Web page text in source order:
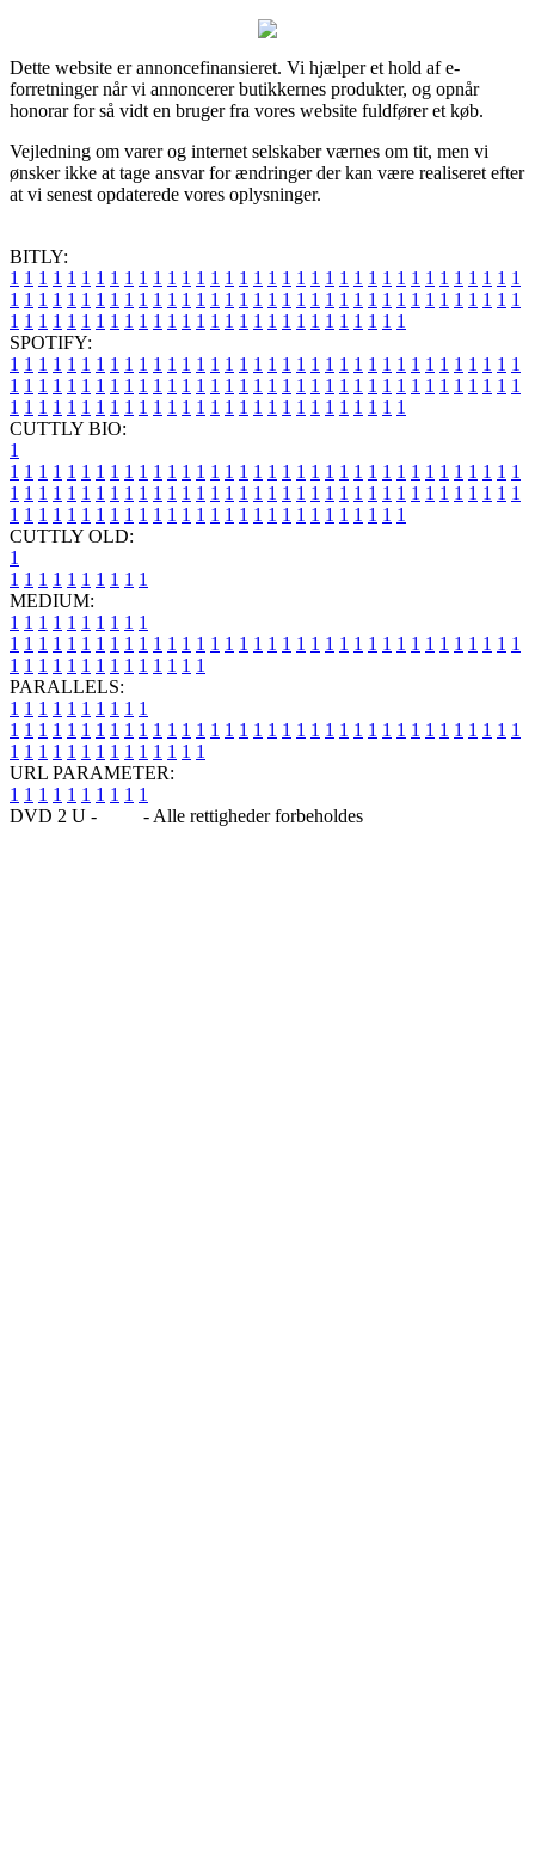
Dette website er annoncefinansieret. Vi hjælper et hold af e-
forretninger når vi annoncerer butikkernes produkter, og opnår
honorar for så vidt en bruger fra vores website fuldfører et køb.
Vejledning om varer og internet selskaber værnes om tit, men vi
ønsker ikke at tage ansvar for ændringer der kan være realiseret efter
at vi senest opdaterede vores oplysninger.
BITLY:
1 1 1 1 1 1 1 1 1 1 1 1 1 1 1 1 1 1 1 1 1 1 1 1 1 1 1 1 1 1 1 1 1 1 1 1
1 1 1 1 1 1 1 1 1 1 1 1 1 1 1 1 1 1 1 1 1 1 1 1 1 1 1 1 1 1 1 1 1 1 1 1
1 1 1 1 1 1 1 1 1 1 1 1 1 1 1 1 1 1 1 1 1 1 1 1 1 1 1 1
SPOTIFY:
1 1 1 1 1 1 1 1 1 1 1 1 1 1 1 1 1 1 1 1 1 1 1 1 1 1 1 1 1 1 1 1 1 1 1 1
1 1 1 1 1 1 1 1 1 1 1 1 1 1 1 1 1 1 1 1 1 1 1 1 1 1 1 1 1 1 1 1 1 1 1 1
1 1 1 1 1 1 1 1 1 1 1 1 1 1 1 1 1 1 1 1 1 1 1 1 1 1 1 1
CUTTLY BIO:
1
1 1 1 1 1 1 1 1 1 1 1 1 1 1 1 1 1 1 1 1 1 1 1 1 1 1 1 1 1 1 1 1 1 1 1 1
1 1 1 1 1 1 1 1 1 1 1 1 1 1 1 1 1 1 1 1 1 1 1 1 1 1 1 1 1 1 1 1 1 1 1 1
1 1 1 1 1 1 1 1 1 1 1 1 1 1 1 1 1 1 1 1 1 1 1 1 1 1 1 1
CUTTLY OLD:
1
1 1 1 1 1 1 1 1 1 1
MEDIUM:
1 1 1 1 1 1 1 1 1 1
1 1 1 1 1 1 1 1 1 1 1 1 1 1 1 1 1 1 1 1 1 1 1 1 1 1 1 1 1 1 1 1 1 1 1 1
1 1 1 1 1 1 1 1 1 1 1 1 1 1
PARALLELS:
1 1 1 1 1 1 1 1 1 1
1 1 1 1 1 1 1 1 1 1 1 1 1 1 1 1 1 1 1 1 1 1 1 1 1 1 1 1 1 1 1 1 1 1 1 1
1 1 1 1 1 1 1 1 1 1 1 1 1 1
URL PARAMETER:
1 1 1 1 1 1 1 1 1 1
DVD 2 U -
- Alle rettigheder forbeholdes